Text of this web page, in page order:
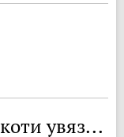
увяз...